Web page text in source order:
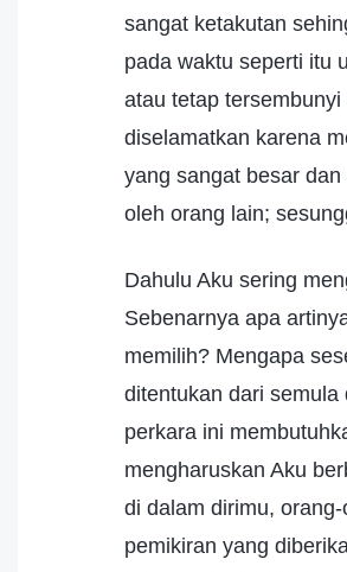
sangat ketakutan
pada waktu seperti itu
atau tetap
diselamatkan karena
yang sangat besar
oleh orang lain;
Dahulu Aku sering
Sebenarnya apa
memilih? Mengapa
ditentukan dari
perkara ini
mengharuskan Aku
di dalam dirimu,
pemikiran yang